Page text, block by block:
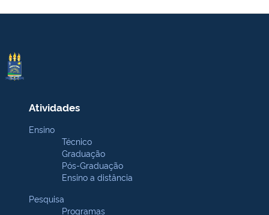
Atividades
Ensino
Técnico
Graduação
Pós-Graduação
Ensino a distância
Pesquisa
Programas